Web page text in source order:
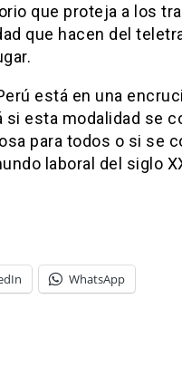
que proteja a los
que hacen del
está en una
esta modalidad se
para todos o si se
laboral del siglo
WhatsApp